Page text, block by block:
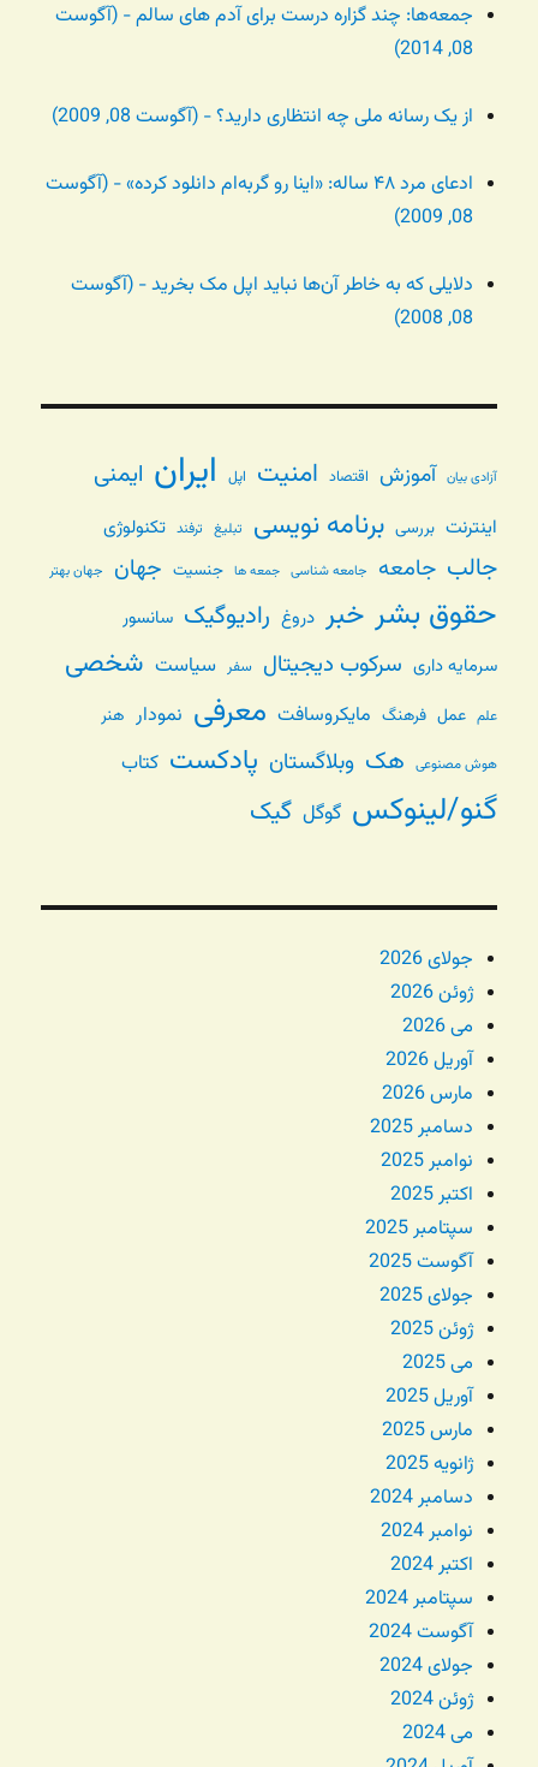
جمعه‌ها: چند گزاره درست برای آدم های سالم - (آگوست
08, 2014)
از یک رسانه ملی چه انتظاری دارید؟ - (آگوست 08, 2009)
ادعای مرد ۴۸ ساله: «اینا رو گربه‌ام دانلود کرده» - (آگوست
08, 2009)
دلایلی که به خاطر آن‌ها نباید اپل مک بخرید - (آگوست
08, 2008)
آزادی بیان آموزش اقتصاد امنیت اپل ایران ایمنی
اینترنت بررسی برنامه نویسی تبلیغ ترفند تکنولوژی
جالب جامعه جامعه شناسی جمعه ها جنسیت جهان جهان بهتر
حقوق بشر خبر دروغ رادیوگیک سانسور
سرمایه داری سرکوب دیجیتال سفر سیاست شخصی
علم عمل فرهنگ مایکروسافت معرفی نمودار هنر
هوش مصنوعی هک وبلاگستان پادکست کتاب
گنو/لینوکس گوگل گیک
جولای 2026
ژوئن 2026
می 2026
آوریل 2026
مارس 2026
دسامبر 2025
نوامبر 2025
اکتبر 2025
سپتامبر 2025
آگوست 2025
جولای 2025
ژوئن 2025
می 2025
آوریل 2025
مارس 2025
ژانویه 2025
دسامبر 2024
نوامبر 2024
اکتبر 2024
سپتامبر 2024
آگوست 2024
جولای 2024
ژوئن 2024
می 2024